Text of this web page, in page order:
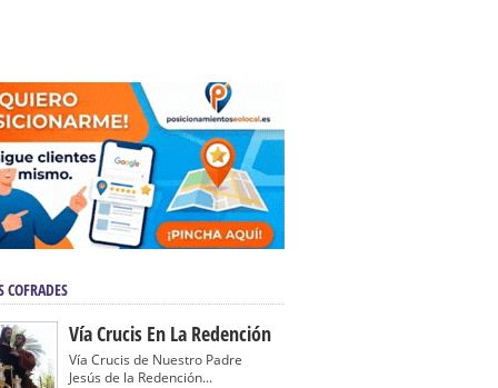
COFRADES
Vía Crucis En La Redención
Vía Crucis de Nuestro Padre
Jesús de la Redención...